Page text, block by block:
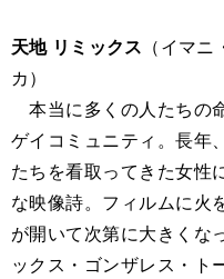
天地 リミックス （イマ
カ）
本当に多くの人たちの
ゲイコミュニティ。長年
たちを看取ってきた女性
な映像詩。フィルムに火
が開いて次第に大きくな
ックス・ゴンザレス・ト